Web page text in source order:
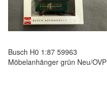
Busch H0 1:87 59963
Möbelanhänger grün Neu/OVP